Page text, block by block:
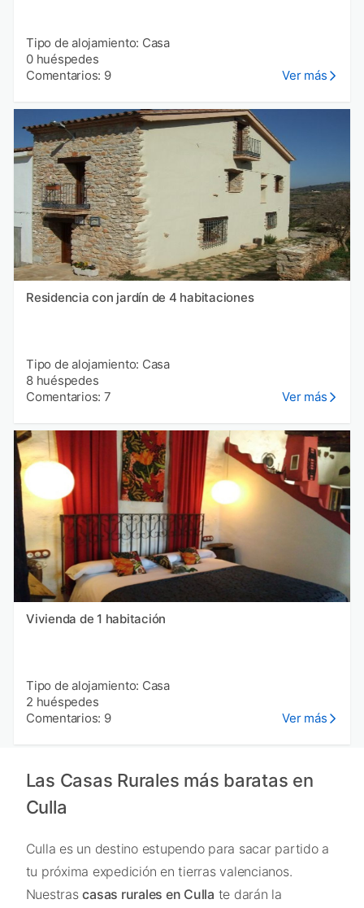
Tipo de alojamiento: Casa
0 huéspedes
Comentarios: 9
Ver más
Residencia con jardín de 4 habitaciones
Tipo de alojamiento: Casa
8 huéspedes
Comentarios: 7
Ver más
Vivienda de 1 habitación
Tipo de alojamiento: Casa
2 huéspedes
Comentarios: 9
Ver más
Las Casas Rurales más baratas en
Culla
Culla es un destino estupendo para sacar partido a
tu próxima expedición en tierras valencianos.
Nuestrascasas rurales en Culla te darán la